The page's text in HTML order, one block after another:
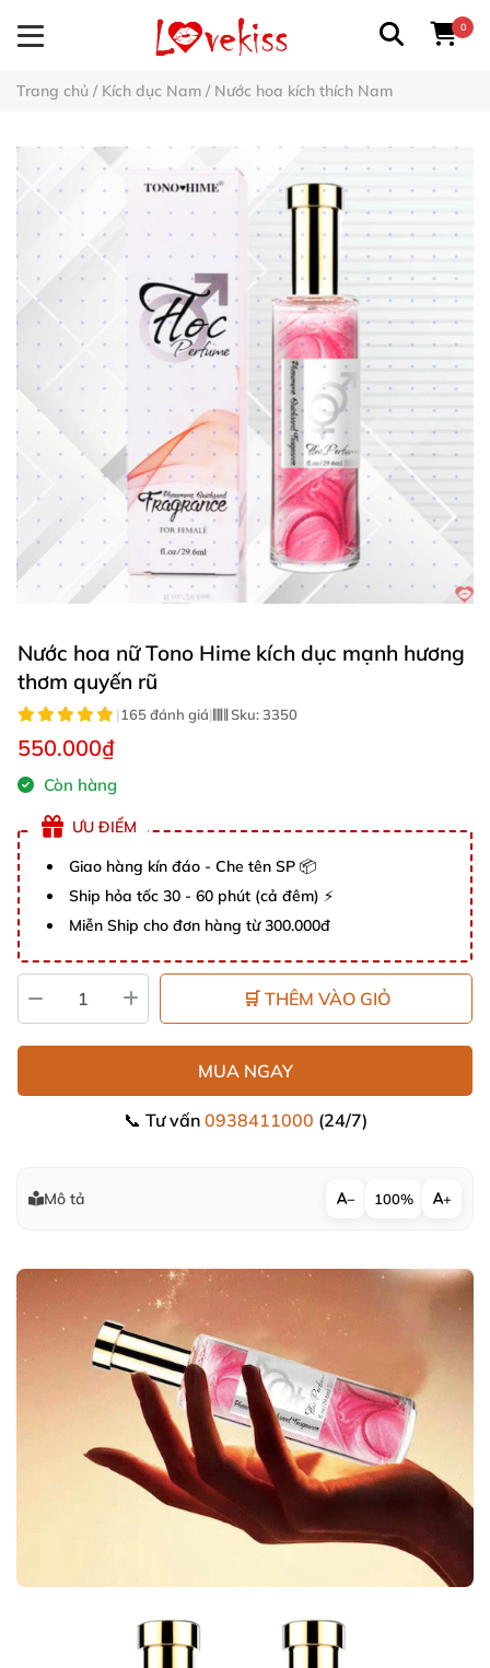
0
Trang chủ / Kích dục Nam / Nước hoa kích thích Nam
Nước hoa nữ Tono Hime kích dục mạnh hương
thơm quyến rũ
|165 đánh giá| Sku:3350
550.000₫
Còn hàng
ƯU ĐIỂM
Giao hàng kín đáo - Che tên SP 📦
Ship hỏa tốc 30 - 60 phút (cả đêm) ⚡
Miễn Ship cho đơn hàng từ 300.000đ
🛒 THÊM VÀO GIỎ
MUA NGAY
📞 Tư vấn 0938411000 (24/7)
Mô tả − 100% +